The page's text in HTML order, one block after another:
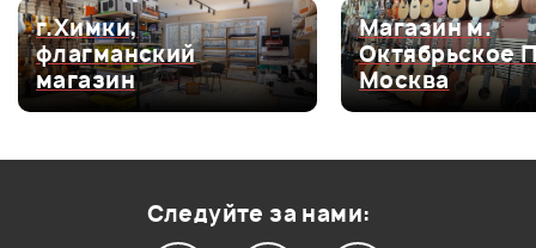
Мой отзыв о товаре
Ваша оценка:
Впечатления о товаре:
г.Химки,
флагманский
магазин
Магазин м.
Октябрьское
Москва
Следуйте за нами: